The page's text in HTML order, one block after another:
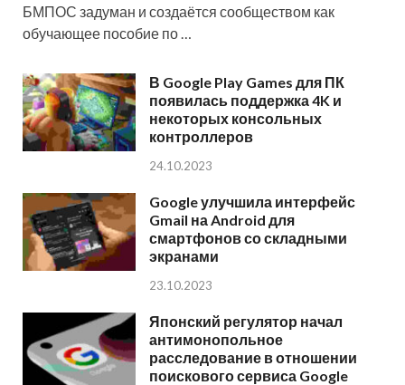
БМПОС задуман и создаётся сообществом как
обучающее пособие по …
В Google Play Games для ПК
появилась поддержка 4K и
некоторых консольных
контроллеров
24.10.2023
Google улучшила интерфейс
Gmail на Android для
смартфонов со складными
экранами
23.10.2023
Японский регулятор начал
антимонопольное
расследование в отношении
поискового сервиса Google